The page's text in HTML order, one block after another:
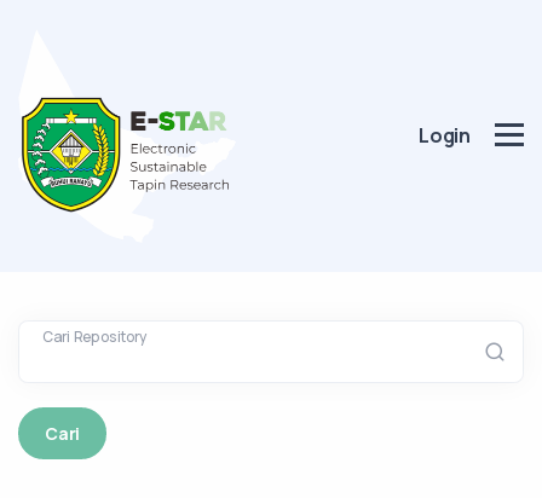
Login
Cari Repository